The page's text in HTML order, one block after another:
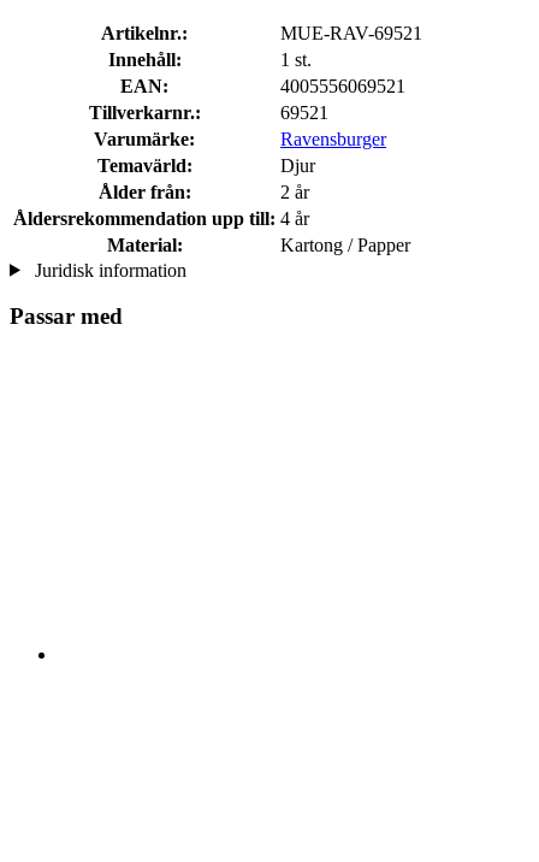
Artikelnr.:
MUE-RAV-69521
Innehåll:
1 st.
EAN:
4005556069521
Tillverkarnr.:
69521
Varumärke:
Ravensburger
Temavärld:
Djur
Ålder från:
2 år
Åldersrekommendation upp till: 4 år
Material:
Kartong / Papper
Juridisk information
Passar med